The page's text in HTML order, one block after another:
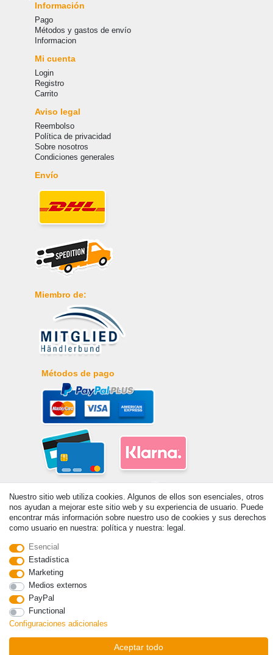
Información
Pago
Métodos y gastos de envío
Informacion
Mi cuenta
Login
Registro
Carrito
Aviso legal
Reembolso
Política de privacidad
Sobre nosotros
Condiciones generales
Envío
Miembro de:
Métodos de pago
© Copyright 2026 | Todos los derechos reservados. - Prix de base voir
détail de l'article | *S'applique aux livraisons en Espagne!
Nuestro sitio web utiliza cookies. Algunos de ellos son esenciales, otros
nos ayudan a mejorar este sitio web y su experiencia de usuario. Puede
encontrar más información sobre nuestro uso de cookies y sus derechos
como usuario en nuestra: política y nuestra: legal.
Esencial
Estadística
Marketing
Medios externos
PayPal
Functional
Configuraciones adicionales
Aceptar todo